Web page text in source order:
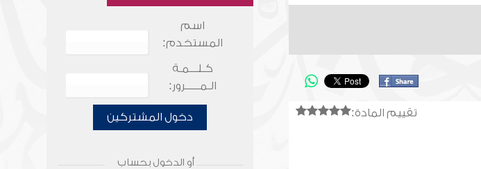
تقييم المادة:
اسم
المستخدم:
كـلـــمـة
الـمـــــرور:
دخول المشتركين
أو الدخول بحساب